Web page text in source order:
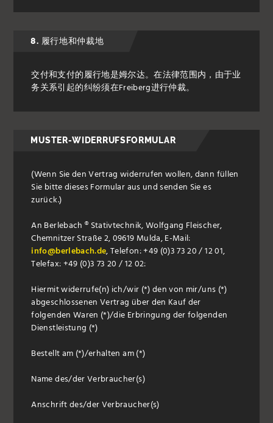
8. 履行地和仲裁地
交付和支付的履行地是姆尔达。在法律范围内，由于业
务关系引起的纠纷须在Freiberg进行仲裁。
MUSTER-WIDERRUFSFORMULAR
(Wenn Sie den Vertrag widerrufen wollen, dann füllen
Sie bitte dieses Formular aus und senden Sie es
zurück.)
An Berlebach ® Stativtechnik, Wolfgang Fleischer,
Chemnitzer Straße 2, 09619 Mulda, E-Mail:
info@berlebach.de, Telefon: +49 (0)3 73 20 / 12 01,
Telefax: +49 (0)3 73 20 / 12 02:
Hiermit widerrufe(n) ich/wir (*) den von mir/uns (*)
abgeschlossenen Vertrag über den Kauf der
folgenden Waren (*)/die Erbringung der folgenden
Dienstleistung (*)
Bestellt am (*)/erhalten am (*)
Name des/der Verbraucher(s)
Anschrift des/der Verbraucher(s)